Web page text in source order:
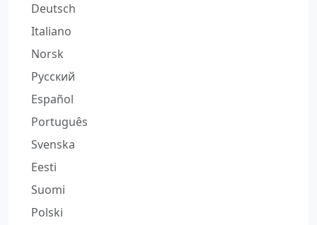
Deutsch
Italiano
Norsk
Русский
Español
Português
Svenska
Eesti
Suomi
Polski